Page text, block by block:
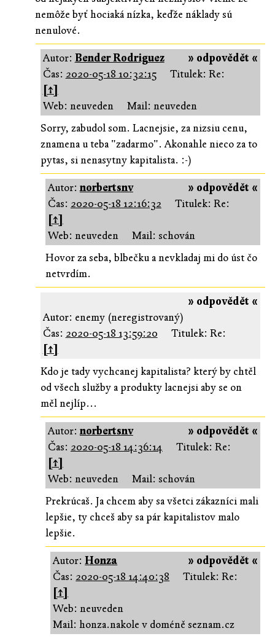
nemôže byť hociaká nízka, keďže náklady sú
nenulové.
» odpovědět «
Autor: Bender Rodriguez
Čas: 2020-05-18 10:32:15
Titulek: Re:
[↑]
Web: neuveden
Mail: neuveden
Sorry, zabudol som. Lacnejsie, za nizsiu cenu,
znamena u teba "zadarmo". Akonahle nieco za to
pytas, si nenasytny kapitalista. :-)
» odpovědět «
Autor:norbertsnv
Čas: 2020-05-18 12:16:32
Titulek: Re:
[↑]
Web: neuveden
Mail: schován
Hovor za seba, blbečku a nevkladaj mi do úst čo
netvrdím.
» odpovědět «
Autor: enemy (neregistrovaný)
Čas: 2020-05-18 13:59:20
Titulek: Re:
[↑]
Kdo je tady vychcanej kapitalista? který by chtěl
od všech služby a produkty lacnejsi aby se on
měl nejlíp...
» odpovědět «
Autor:norbertsnv
Čas: 2020-05-18 14:36:14
Titulek: Re:
[↑]
Web: neuveden
Mail: schován
Prekrúcaš. Ja chcem aby sa všetci zákazníci mali
lepšie, ty chceš aby sa pár kapitalistov malo
lepšie.
» odpovědět «
Autor:Honza
Čas: 2020-05-18 14:40:38
Titulek: Re:
[↑]
Web: neuveden
Mail: honza.nakole v doméně seznam.cz